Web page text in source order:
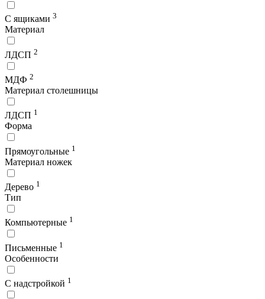
С ящиками 3
Материал
ЛДСП 2
МДФ 2
Материал столешницы
ЛДСП 1
Форма
Прямоугольные 1
Материал ножек
Дерево 1
Тип
Компьютерные 1
Письменные 1
Особенности
С надстройкой 1